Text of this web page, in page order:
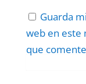
Guarda
web en este
que